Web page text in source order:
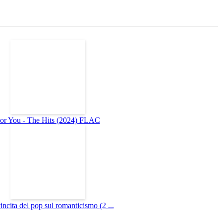
You - The Hits (2024) FLAC
del pop sul romanticismo (2 ...